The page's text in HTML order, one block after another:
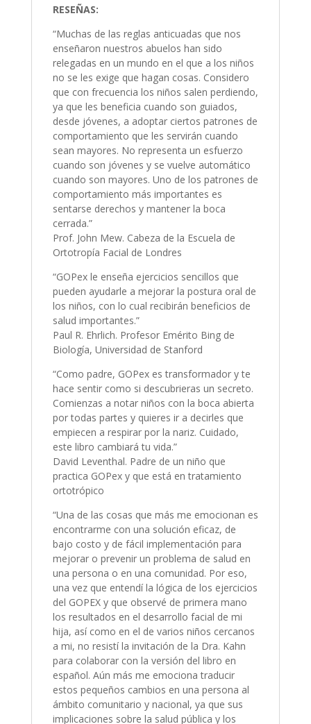
RESEÑAS:
“Muchas de las reglas anticuadas que nos
enseñaron nuestros abuelos han sido
relegadas en un mundo en el que a los niños
no se les exige que hagan cosas. Considero
que con frecuencia los niños salen perdiendo,
ya que les beneficia cuando son guiados,
desde jóvenes, a adoptar ciertos patrones de
comportamiento que les servirán cuando
sean mayores. No representa un esfuerzo
cuando son jóvenes y se vuelve automático
cuando son mayores. Uno de los patrones de
comportamiento más importantes es
sentarse derechos y mantener la boca
cerrada.”
Prof. John Mew. Cabeza de la Escuela de
Ortotropía Facial de Londres
“GOPex le enseña ejercicios sencillos que
pueden ayudarle a mejorar la postura oral de
los niños, con lo cual recibirán beneficios de
salud importantes.”
Paul R. Ehrlich. Profesor Emérito Bing de
Biología, Universidad de Stanford
“Como padre, GOPex es transformador y te
hace sentir como si descubrieras un secreto.
Comienzas a notar niños con la boca abierta
por todas partes y quieres ir a decirles que
empiecen a respirar por la nariz. Cuidado,
este libro cambiará tu vida.”
David Leventhal. Padre de un niño que
practica GOPex y que está en tratamiento
ortotrópico
“Una de las cosas que más me emocionan es
encontrarme con una solución eficaz, de
bajo costo y de fácil implementación para
mejorar o prevenir un problema de salud en
una persona o en una comunidad. Por eso,
una vez que entendí la lógica de los ejercicios
del GOPEX y que observé de primera mano
los resultados en el desarrollo facial de mi
hija, así como en el de varios niños cercanos
a mi, no resistí la invitación de la Dra. Kahn
para colaborar con la versión del libro en
español. Aún más me emociona traducir
estos pequeños cambios en una persona al
ámbito comunitario y nacional, ya que sus
implicaciones sobre la salud pública y los